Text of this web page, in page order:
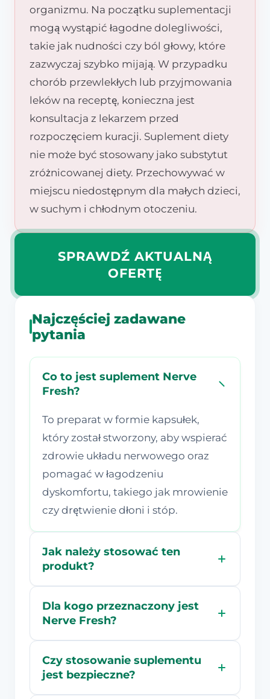
organizmu. Na początku suplementacji
mogą wystąpić łagodne dolegliwości,
takie jak nudności czy ból głowy, które
zazwyczaj szybko mijają. W przypadku
chorób przewlekłych lub przyjmowania
leków na receptę, konieczna jest
konsultacja z lekarzem przed
rozpoczęciem kuracji. Suplement diety
nie może być stosowany jako substytut
zróżnicowanej diety. Przechowywać w
miejscu niedostępnym dla małych dzieci,
w suchym i chłodnym otoczeniu.
SPRAWDŹ AKTUALNĄ
OFERTĘ
Najczęściej zadawane
pytania
Co to jest suplement Nerve
Fresh?
To preparat w formie kapsułek,
który został stworzony, aby wspierać
zdrowie układu nerwowego oraz
pomagać w łagodzeniu
dyskomfortu, takiego jak mrowienie
czy drętwienie dłoni i stóp.
Jak należy stosować ten
produkt?
Dla kogo przeznaczony jest
Nerve Fresh?
Czy stosowanie suplementu
jest bezpieczne?